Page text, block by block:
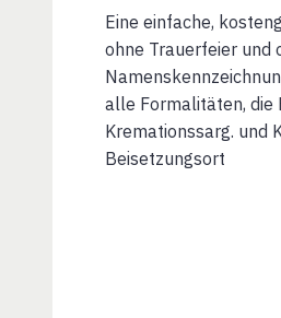
Eine einfache,
ohne Trauerfeier und
alle Formalitäten, die
Kremationssarg. und
Beisetzungsort